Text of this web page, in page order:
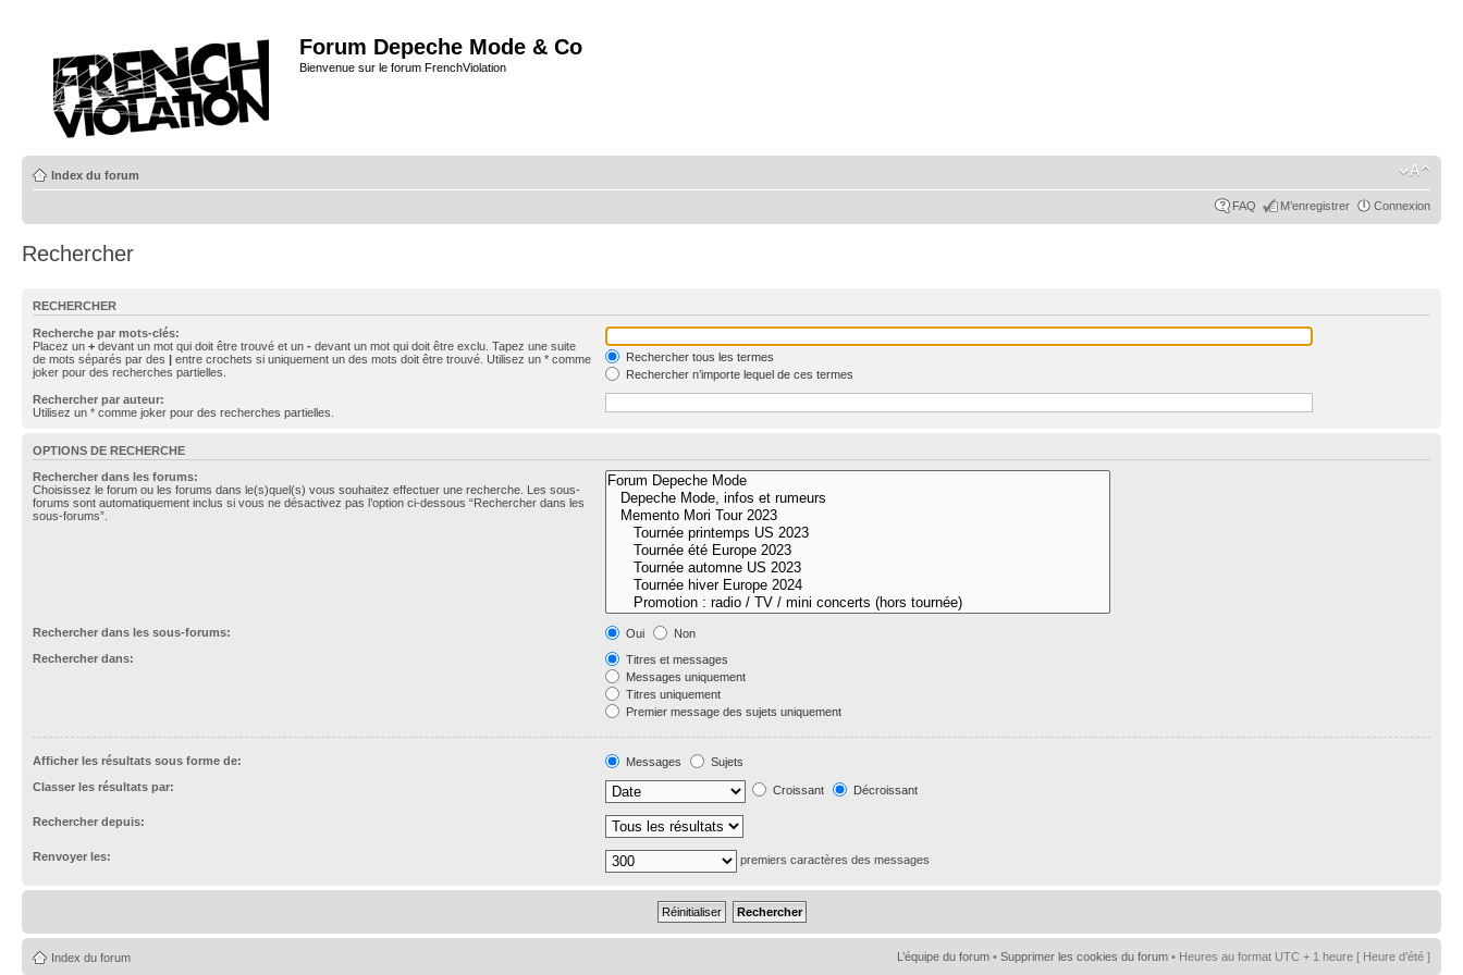
Forum Depeche Mode & Co
Bienvenue sur le forum FrenchViolation
Index du forum
FAQ M’enregistrer Connexion
Rechercher
RECHERCHER
Recherche par mots-clés:
Placez un + devant un mot qui doit être trouvé et un - devant un mot qui doit être exclu. Tapez une suite
de mots séparés par des | entre crochets si uniquement un des mots doit être trouvé. Utilisez un * comme
joker pour des recherches partielles.
Rechercher tous les termes
Rechercher n’importe lequel de ces termes
Rechercher par auteur:
Utilisez un * comme joker pour des recherches partielles.
OPTIONS DE RECHERCHE
Rechercher dans les forums:
Choisissez le forum ou les forums dans le(s)quel(s) vous souhaitez effectuer une recherche. Les sous-
forums sont automatiquement inclus si vous ne désactivez pas l’option ci-dessous “Rechercher dans les
sous-forums”.
Rechercher dans les sous-forums: Oui
Non
Rechercher dans:
Titres et messages
Messages uniquement
Titres uniquement
Premier message des sujets uniquement
Afficher les résultats sous forme de: Messages
Sujets
Classer les résultats par:
Croissant Décroissant
Rechercher depuis:
Renvoyer les: premiers caractères des messages
Index du forum L’équipe du forum • Supprimer les cookies du forum • Heures au format UTC + 1 heure [ Heure d’été ]